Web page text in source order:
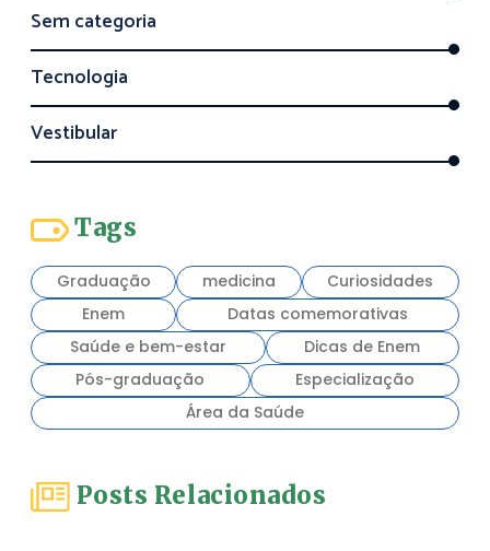
Sem categoria
Tecnologia
Vestibular
Tags
Graduação medicina
Curiosidades
Enem
Datas comemorativas
Saúde e bem-estar
Dicas de Enem
Pós-graduação
Especialização
Área da Saúde
Posts Relacionados